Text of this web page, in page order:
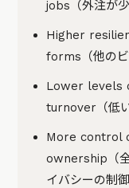
jobs（外注が少
Higher
forms（他のビ
Lower levels
turnover（低
More control
ownership（
イバシーの制御